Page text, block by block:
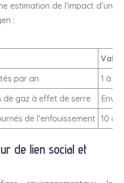
estimation de l’impact d’un
:
par an
1 à 3
de gaz à effet de serre
de l’enfouissement 10 à
de lien social et